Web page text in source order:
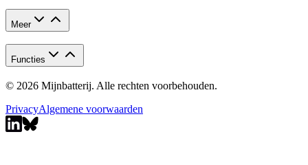
Meer
Functies
© 2026 Mijnbatterij. Alle rechten voorbehouden.
PrivacyAlgemene voorwaarden